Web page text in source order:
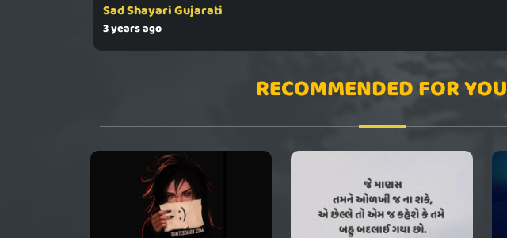
Sad Shayari Gujarati
3 years ago
RECOMMENDED FOR YOU